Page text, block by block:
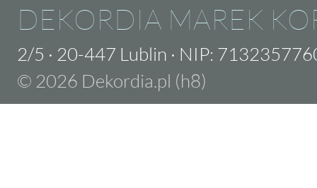
DEKORDIA MAREK
2/5 · 20-447 Lublin · NIP:
© 2026 Dekordia.pl (h8)